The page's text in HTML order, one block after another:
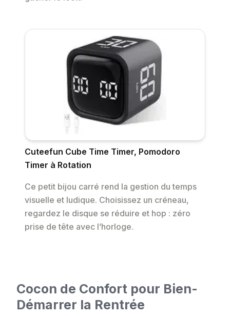
Cuteefun Cube Time Timer, Pomodoro
Timer à Rotation
Ce petit bijou carré rend la gestion du temps
visuelle et ludique. Choisissez un créneau,
regardez le disque se réduire et hop : zéro
prise de tête avec l’horloge.
Cocon de Confort pour Bien-
Démarrer la Rentrée